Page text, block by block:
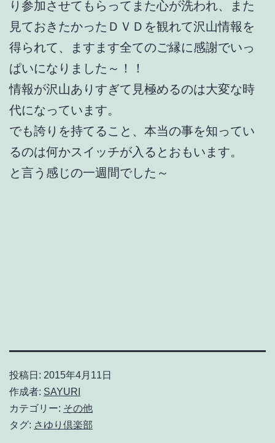
り参加させてもらってまた心が洗われ、また
見ておきたかったＤＶＤを観れて沢山情報を
得られて、ますます全てのご縁に感謝でいっ
ぱいになりました～！！
情報が沢山ありすぎて見極めるのは大変な時
代になっています。
でも誇りを持てること、本当の事を知ってい
るのは何かスイッチが入るとおもいます。
と言う感じの一週間でした～
投稿日: 2015年4月11日
作成者: SAYURI
カテゴリー: その他
タグ: さゆり倶楽部